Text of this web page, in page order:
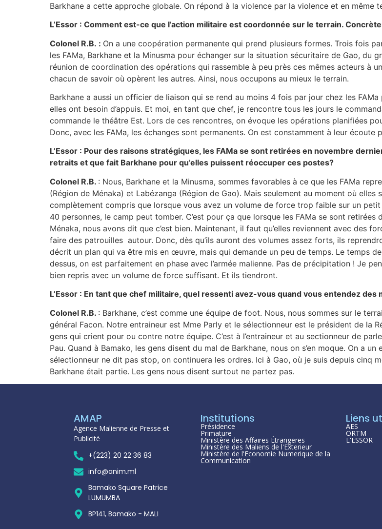
Barkhane a cette approche globale. On répond à la violence par la violence et en même
L’Essor : Comment est-ce que l’action militaire est coordonnée sur le terrain.
Colonel R.B. : On a une coopération permanente qui prend plusieurs formes. Trois fois
les FAMa, Barkhane et la Minusma pour échanger sur la situation sécuritaire de Gao, du
réunion de coordination des opérations qui rassemble à peu près ces mêmes acteurs à
chacun de savoir où opèrent les autres. Ainsi, nous occupons au mieux le terrain.
Barkhane a aussi un officier de liaison qui se rend au moins 4 fois par jour chez les
elles ont besoin d’appuis. Et moi, en tant que chef, je rencontre tous les jours le
commande le théâtre Est. Lors de ces rencontres, on évoque les opérations planifiées
Donc, avec les FAMa, les échanges sont permanents. On est constamment à leur écoute
L’Essor : Pour des raisons stratégiques, les FAMa se sont retirées en novembre
retraits et que fait Barkhane pour qu’elles puissent réoccuper ces postes?
Colonel R.B. : Nous, Barkhane et la Minusma, sommes favorables à ce que les FAMa
(Région de Ménaka) et Labézanga (Région de Gao). Mais seulement au moment où
complètement compris que lorsque vous avez un volume de force trop faible sur un
40 personnes, le camp peut tomber. C’est pour ça que lorsque les FAMa se sont
Ménaka, nous avons dit que c’est bien. Maintenant, il faut qu’elles reviennent avec des
faire des patrouilles autour. Donc, dès qu’ils auront des volumes assez forts, ils
décrit un plan qui va être mis en œuvre, mais qui demande un peu de temps. Le temps
dessus, on est parfaitement en phase avec l’armée malienne. Pas de précipitation ! Je
bien repris avec un volume de force suffisant. Et ils tiendront.
L’Essor : En tant que chef militaire, quel ressenti avez-vous quand vous entendez
Colonel R.B. : Barkhane, c’est comme une équipe de foot. Nous, nous sommes sur le
général Facon. Notre entraineur est Mme Parly et le sélectionneur est le président de la
gens qui crient pour ou contre notre équipe. C’est à l’entraineur et au sectionneur de
Pau. Quand à Bamako, les gens disent du mal de Barkhane, nous on s’en moque. On a
sélectionneur ne dit pas stop, on continuera les ordres. Ici à Gao, où je suis depuis cinq
Barkhane était partie. Les gens nous disent surtout ne partez pas.
AMAP
Agence Malienne de Presse et
Publicité
+(223) 20 22 36 83
info@anim.ml
Bamako Square Patrice
LUMUMBA
BP141, Bamako - MALI
Institutions
Présidence
Primature
Ministère des Affaires Étrangeres
Ministère des Maliens de l'Exterieur
Ministère de l'Economie Numerique de la
Communication
Liens
AES
ORTM
L'ESSOR